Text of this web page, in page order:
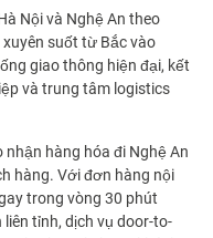
Nội và Nghệ An theo
suốt từ Bắc vào
giao thông hiện đại, kết
và trung tâm logistics
hàng hóa đi Nghệ An
hàng. Với đơn hàng nội
trong vòng 30 phút
tỉnh, dịch vụ door-to-